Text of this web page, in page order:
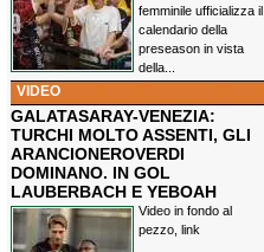
femminile ufficializza il
calendario della
preseason in vista
della...
VIDEO
GALATASARAY-VENEZIA:
TURCHI MOLTO ASSENTI, GLI
ARANCIONEROVERDI
DOMINANO. IN GOL
LAUBERBACH E YEBOAH
Video in fondo al
pezzo, link